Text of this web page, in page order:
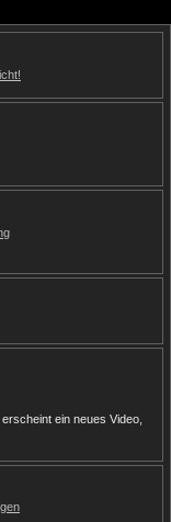
erscheint ein neues Video,